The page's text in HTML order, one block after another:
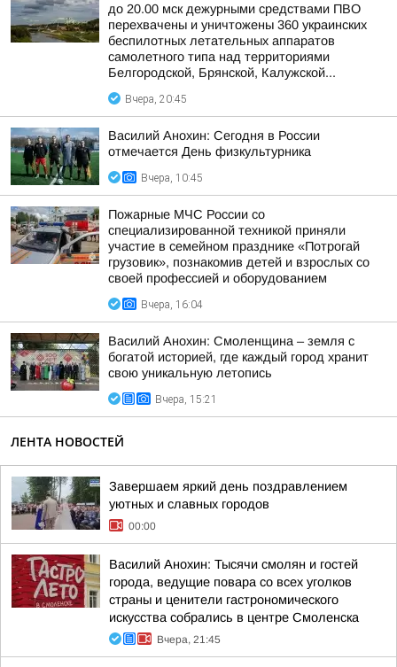
до 20.00 мск дежурными средствами ПВО
перехвачены и уничтожены 360 украинских
беспилотных летательных аппаратов
самолетного типа над территориями
Белгородской, Брянской, Калужской...
Вчера, 20:45
Василий Анохин: Сегодня в России
отмечается День физкультурника
Вчера, 10:45
Пожарные МЧС России со
специализированной техникой приняли
участие в семейном празднике «Потрогай
грузовик», познакомив детей и взрослых со
своей профессией и оборудованием
Вчера, 16:04
Василий Анохин: Смоленщина – земля с
богатой историей, где каждый город хранит
свою уникальную летопись
Вчера, 15:21
ЛЕНТА НОВОСТЕЙ
Завершаем яркий день поздравлением
уютных и славных городов
00:00
Василий Анохин: Тысячи смолян и гостей
города, ведущие повара со всех уголков
страны и ценители гастрономического
искусства собрались в центре Смоленска
Вчера, 21:45